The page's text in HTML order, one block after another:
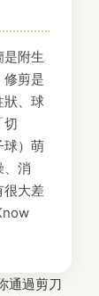
是附生
修剪是
狀、球
切
球）萌
、消
很大差
通過剪刀